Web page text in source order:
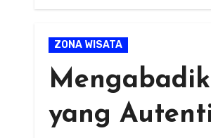
ZONA WISATA
yang